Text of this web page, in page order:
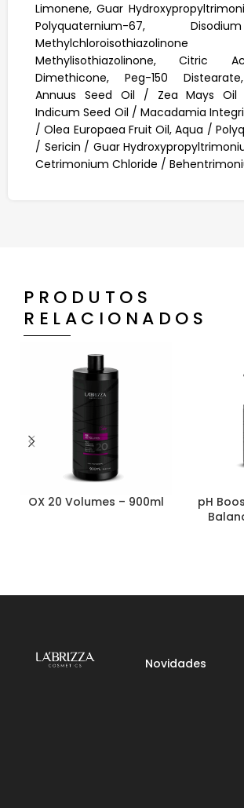
Limonene, Guar
Polyquaternium-67,
Methylisothiazolinone, Citric
Dimethicone, Peg-150
Annuus Seed Oil / Zea Mays Oil
Indicum Seed Oil / Macadamia
/ Olea Europaea Fruit Oil, Aqua /
/ Sericin / Guar
Cetrimonium Chloride /
PRODUTOS
RELACIONADOS
OX 20 Volumes – 900ml
pH
Novidades